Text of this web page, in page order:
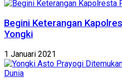
Begini Keterangan
Yongki
1 Januari 2021